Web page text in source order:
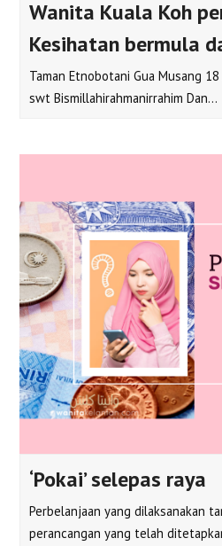
Wanita Kuala Koh
Kesihatan bermula
Taman Etnobotani Gua Musang
swt Bismillahirahmanirrahim Dan…
‘Pokai’ selepas raya
Perbelanjaan yang dilaksanakan
perancangan yang telah